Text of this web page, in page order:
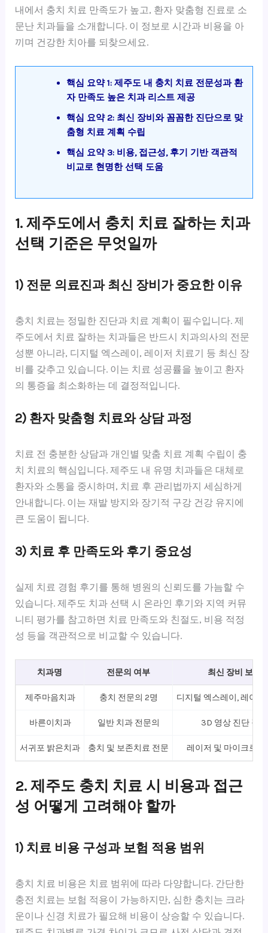
내에서 충치 치료 만족도가 높고, 환자 맞춤형 진료로 소
문난 치과들을 소개합니다. 이 정보로 시간과 비용을 아
끼며 건강한 치아를 되찾으세요.
핵심 요약 1: 제주도 내 충치 치료 전문성과 환
자 만족도 높은 치과 리스트 제공
핵심 요약 2: 최신 장비와 꼼꼼한 진단으로 맞
춤형 치료 계획 수립
핵심 요약 3: 비용, 접근성, 후기 기반 객관적
비교로 현명한 선택 도움
1. 제주도에서 충치 치료 잘하는 치과
선택 기준은 무엇일까
1) 전문 의료진과 최신 장비가 중요한 이유
충치 치료는 정밀한 진단과 치료 계획이 필수입니다. 제
주도에서 치료 잘하는 치과들은 반드시 치과의사의 전문
성뿐 아니라, 디지털 엑스레이, 레이저 치료기 등 최신 장
비를 갖추고 있습니다. 이는 치료 성공률을 높이고 환자
의 통증을 최소화하는 데 결정적입니다.
2) 환자 맞춤형 치료와 상담 과정
치료 전 충분한 상담과 개인별 맞춤 치료 계획 수립이 충
치 치료의 핵심입니다. 제주도 내 유명 치과들은 대체로
환자와 소통을 중시하며, 치료 후 관리법까지 세심하게
안내합니다. 이는 재발 방지와 장기적 구강 건강 유지에
큰 도움이 됩니다.
3) 치료 후 만족도와 후기 중요성
실제 치료 경험 후기를 통해 병원의 신뢰도를 가늠할 수
있습니다. 제주도 치과 선택 시 온라인 후기와 지역 커뮤
니티 평가를 참고하면 치료 만족도와 친절도, 비용 적정
성 등을 객관적으로 비교할 수 있습니다.
치과명 전문의 여부 최신 장비 보유
제주마음치과 충치 전문의 2명 디지털 엑스레이, 레이저
바른이치과 일반 치과 전문의 3D 영상 진단 장비
서귀포 밝은치과 충치 및 보존치료 전문 레이저 및 마이크로스
2. 제주도 충치 치료 시 비용과 접근
성 어떻게 고려해야 할까
1) 치료 비용 구성과 보험 적용 범위
충치 치료 비용은 치료 범위에 따라 다양합니다. 간단한
충전 치료는 보험 적용이 가능하지만, 심한 충치는 크라
운이나 신경 치료가 필요해 비용이 상승할 수 있습니다.